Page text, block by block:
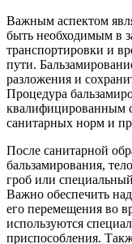
Важным аспектом
быть необходимым в
транспортировки и
пути.
разложения и
Процедура
квалифицированным
санитарных норм и
После санитарной
бальзамирования,
гроб или
Важно обеспечить
его перемещения во
используются
приспособления.